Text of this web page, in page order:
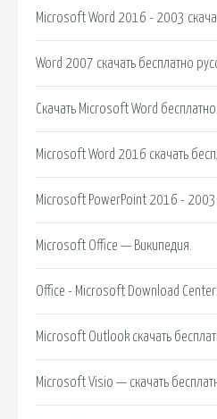
Microsoft Word 2016 - 2003
Word 2007 скачать бесплатно
Скачать Microsoft Word бесплатно.
Microsoft Word 2016 скачать
Microsoft PowerPoint 2016 - 2003
Microsoft Office — Википедия.
Office - Microsoft Download Center.
Microsoft Outlook скачать
Microsoft Visio — скачать